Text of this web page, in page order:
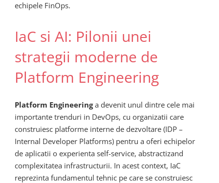
echipele FinOps.
IaC si AI: Pilonii unei
strategii moderne de
Platform Engineering
Platform Engineeringa devenit unul dintre cele mai
importante trenduri in DevOps, cu organizatii care
construiesc platforme interne de dezvoltare (IDP –
Internal Developer Platforms) pentru a oferi echipelor
de aplicatii o experienta self-service, abstractizand
complexitatea infrastructurii. In acest context, IaC
reprezinta fundamentul tehnic pe care se construiesc